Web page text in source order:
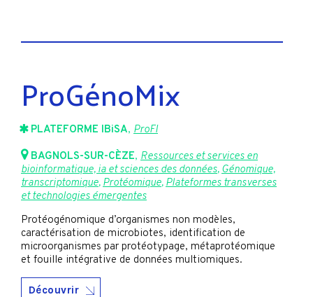
ProGénoMix
PLATEFORME IBiSA, ProFI
BAGNOLS-SUR-CÈZE, Ressources et services en
bioinformatique, ia et sciences des données, Génomique,
transcriptomique, Protéomique, Plateformes transverses
et technologies émergentes
Protéogénomique d’organismes non modèles,
caractérisation de microbiotes, identification de
microorganismes par protéotypage, métaprotéomique
et fouille intégrative de données multiomiques.
Découvrir